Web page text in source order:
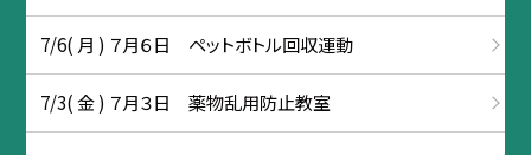
7/6( 月 ) ７月６日 ペットボトル回収運動
7/3( 金 ) ７月３日 薬物乱用防止教室